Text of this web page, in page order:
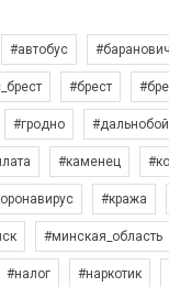
#автобус
#брест
#гродно
#каменец
#кража
#минская_область
#налог #наркотик